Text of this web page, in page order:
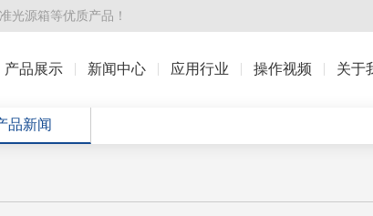
光源箱等优质产品！
产品展示 新闻中心 应用行业 操作视频 关于
品新闻